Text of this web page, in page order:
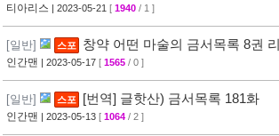
티아리스 | 2023-05-21 [ 1940 / 1 ]
[일반] 스포 창약 어떤 마술의 금서목록 8권
인간맨 | 2023-05-17 [ 1565 / 0 ]
[일반] 스포 [번역] 글핫산) 금서목록 181화
인간맨 | 2023-05-13 [ 1064 / 2 ]